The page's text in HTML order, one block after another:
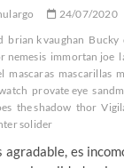
24/07/2020
brian k vaughan Bucky
nemesis immortan joe
mascaras mascarillas
provate eye
the shadow thor
solider
agradable, es